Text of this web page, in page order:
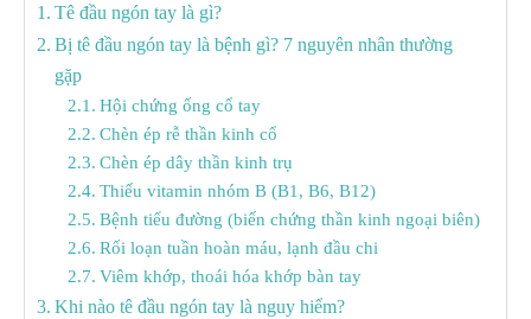
Tê đầu ngón tay là gì?
Bị tê đầu ngón tay là bệnh gì? 7 nguyên nhân thường
gặp
Hội chứng ống cổ tay
Chèn ép rễ thần kinh cổ
Chèn ép dây thần kinh trụ
Thiếu vitamin nhóm B (B1, B6, B12)
Bệnh tiểu đường (biến chứng thần kinh ngoại biên)
Rối loạn tuần hoàn máu, lạnh đầu chi
Viêm khớp, thoái hóa khớp bàn tay
Khi nào tê đầu ngón tay là nguy hiểm?